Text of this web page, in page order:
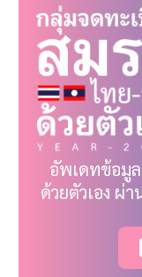
อัพเดทข้อมู
ด้วยตัวเอง ผ่